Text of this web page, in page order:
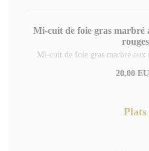
Mi-cuit de foie gras marbré
rouges
Mi-cuit de foie gras marbré aux
20,00
Plats